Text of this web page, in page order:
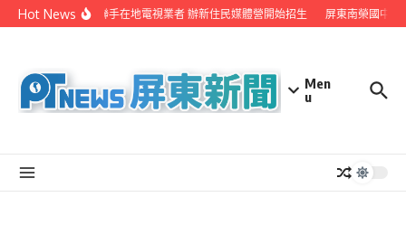
Skip to content
Hot News屏縣府聯手在地電視業者 辦新住民媒體營開始招生 屏東南榮國中赴
Men
u